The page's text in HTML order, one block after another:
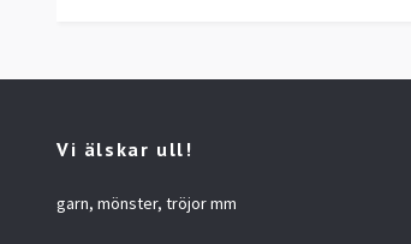
Vi älskar ull!
garn, mönster, tröjor mm